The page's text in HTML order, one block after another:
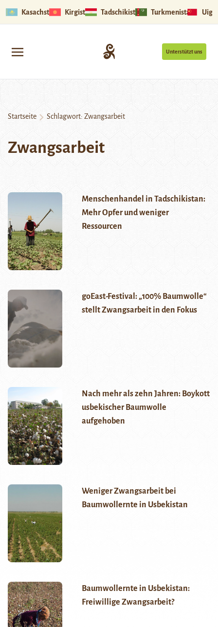
Kasachstan Kirgistan Tadschikistan Turkmenistan
Unterstützt uns
Startseite Schlagwort: Zwangsarbeit
Zwangsarbeit
Menschenhandel in Tadschikistan:
Mehr Opfer und weniger
Ressourcen
goEast-Festival: „100% Baumwolle“
stellt Zwangsarbeit in den Fokus
Nach mehr als zehn Jahren: Boykott
usbekischer Baumwolle
aufgehoben
Weniger Zwangsarbeit bei
Baumwollernte in Usbekistan
Baumwollernte in Usbekistan:
Freiwillige Zwangsarbeit?